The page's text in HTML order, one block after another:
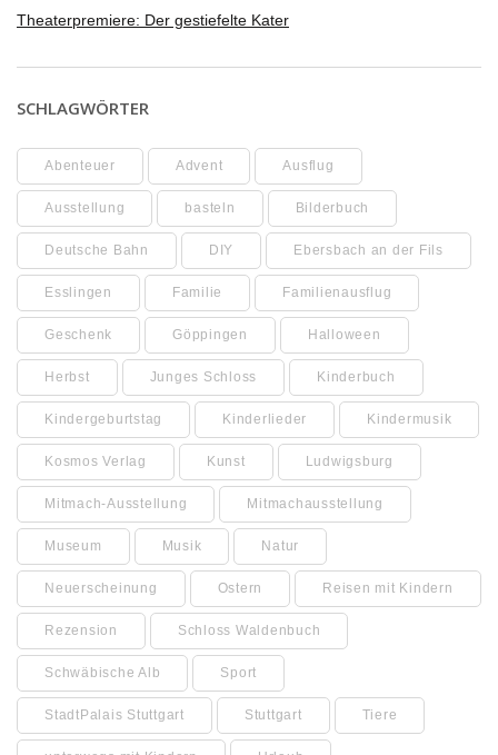
Theaterpremiere: Der gestiefelte Kater
SCHLAGWÖRTER
Abenteuer Advent Ausflug
Ausstellung basteln Bilderbuch
Deutsche Bahn DIY Ebersbach an der Fils
Esslingen Familie Familienausflug
Geschenk Göppingen Halloween
Herbst Junges Schloss Kinderbuch
Kindergeburtstag Kinderlieder Kindermusik
Kosmos Verlag Kunst Ludwigsburg
Mitmach-Ausstellung Mitmachausstellung
Museum Musik Natur
Neuerscheinung Ostern Reisen mit Kindern
Rezension Schloss Waldenbuch
Schwäbische Alb Sport
StadtPalais Stuttgart Stuttgart Tiere